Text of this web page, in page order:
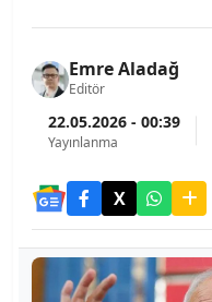
Emre Aladağ
Editör
22.05.2026 - 00:39
Yayınlanma